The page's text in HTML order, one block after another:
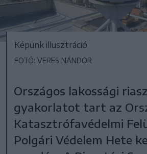
Képünk illusztráció
FOTÓ: VERES NÁNDOR
Országos lakossági
gyakorlatot tart az
Katasztrófavédelmi
Polgári Védelem Hete